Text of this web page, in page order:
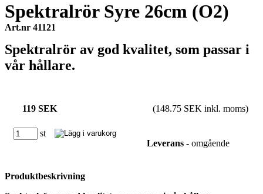
Spektralrör Syre 26cm (O2)
Art.nr 41121
Spektralrör av god kvalitet, som passar i
vår hållare.
119 SEK (148.75 SEK inkl. moms)
st
Leverans - omgående
Produktbeskrivning